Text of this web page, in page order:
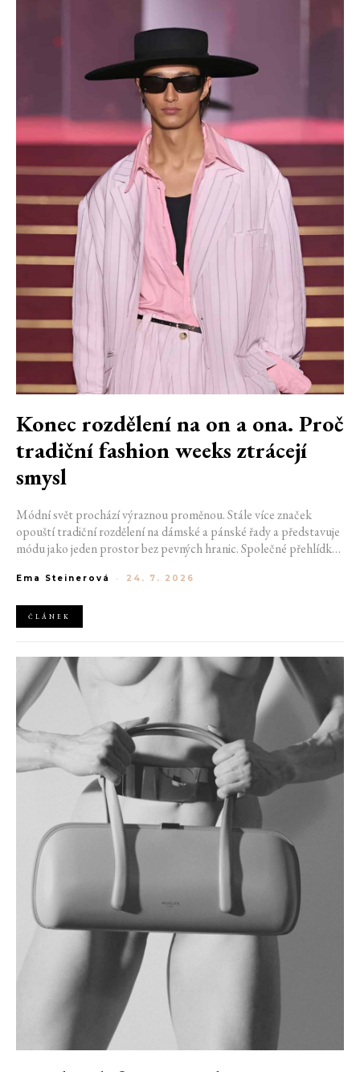
Konec rozdělení na on a ona. Proč
tradiční fashion weeks ztrácejí
smysl
Módní svět prochází výraznou proměnou. Stále více značek
opouští tradiční rozdělení na dámské a pánské řady a představuje
módu jako jeden prostor bez pevných hranic. Společné přehlídky,
klasické týdny módy mohou brzy vypadat úplně jinak.
Ema Steinerová - 24. 7. 2026
ČLÁNEK